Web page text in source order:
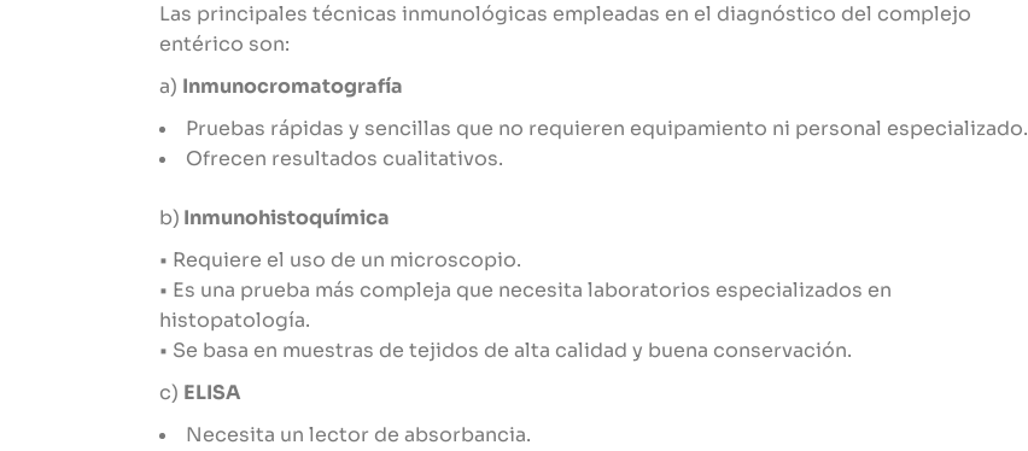
Las principales técnicas inmunológicas empleadas en el diagnóstico del complejo
entérico son:
a) Inmunocromatografía
Pruebas rápidas y sencillas que no requieren equipamiento ni personal especializado.
Ofrecen resultados cualitativos.
b) Inmunohistoquímica
• Requiere el uso de un microscopio.
• Es una prueba más compleja que necesita laboratorios especializados en
histopatología.
• Se basa en muestras de tejidos de alta calidad y buena conservación.
c) ELISA
Necesita un lector de absorbancia.